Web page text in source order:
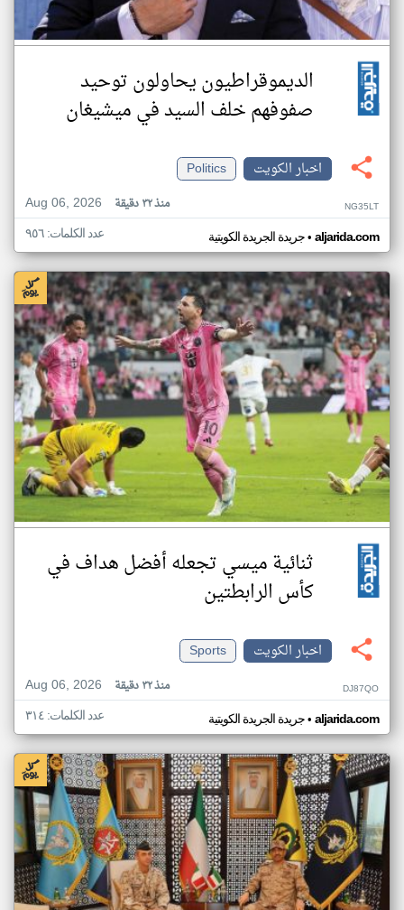
الديموقراطيون يحاولون توحيد
صفوفهم خلف السيد في ميشيغان
اخبار الكويت
Politics
Aug 06, 2026
منذ ٣٢ دقيقة NG35LT
جريدة الجريدة الكويتية• aljarida.com عدد الكلمات: ٩٥٦
ثنائية ميسي تجعله أفضل هداف في
كأس الرابطتين
اخبار الكويت
Sports
Aug 06, 2026
منذ ٣٢ دقيقة DJ87QO
جريدة الجريدة الكويتية• aljarida.com عدد الكلمات: ٣١٤